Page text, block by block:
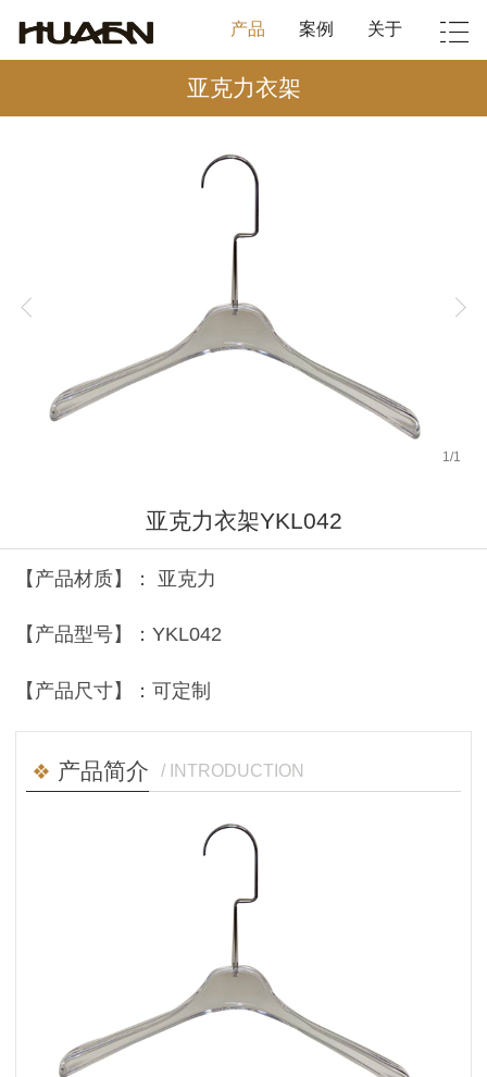
产品 案例 关于
亚克力衣架
1 /1
亚克力衣架YKL042
【产品材质】： 亚克力
【产品型号】：YKL042
【产品尺寸】：可定制
产品简介 / INTRODUCTION